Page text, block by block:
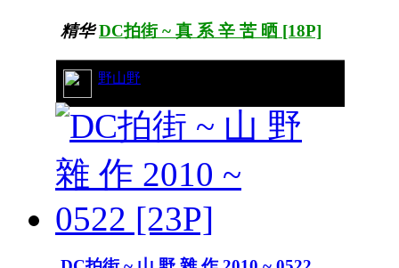
精华 DC拍街 ~ 真 系 辛 苦 晒 [18P]
野山野